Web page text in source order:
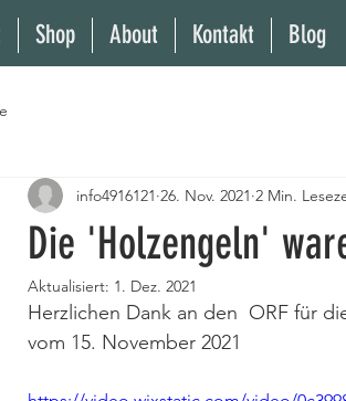
Shop About Kontakt Blog
Die 'Holzengeln'
info4916121 26. Nov. 2021 2 Min.
Aktualisiert: 1. Dez. 2021
Herzlichen Dank an den  ORF für
vom 15. November 2021